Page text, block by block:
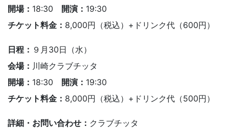
開場： 18:30 開演： 19:30
チケット料金： 8,000円（税込）+ドリンク代（600円）
日程： ９月30日（水）
会場： 川崎クラブチッタ
開場： 18:30 開演： 19:30
チケット料金： 8,000円（税込）+ドリンク代（500円）
詳細・お問い合わせ： クラブチッタ